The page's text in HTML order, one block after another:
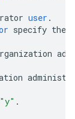
user .
specify the
"y" .